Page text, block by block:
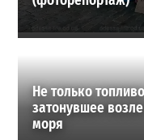
Не только
затонувшее
моря